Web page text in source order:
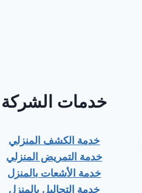
خدمات الشركة
خدمة الكشف المنزلي
خدمة التمريض المنزلي
خدمة الأشعات بالمنزل
خدمة التحاليل بالمنزل